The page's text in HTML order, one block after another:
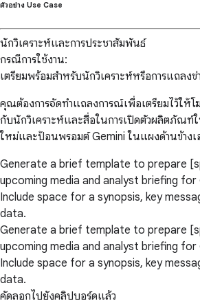
ตัวอย่าง Use Case
นักวิเคราะห์และการประชาสัมพันธ์
กรณีการใช้งาน:
เตรียมพร้อมสำหรับนักวิเคราะห์หรือการแถลงข่
คุณต้องการจัดทำแถลงการณ์เพื่อเตรียมไว้ให้โ
กับนักวิเคราะห์และสื่อในการเปิดตัวผลิตภัณฑ์
ใหม่และป้อนพรอมต์ Gemini ในแผงด้านข้าง
Generate a brief template to prepare
upcoming media and analyst briefing
Include space for a synopsis, key
data.
Generate a brief template to prepare
upcoming media and analyst briefing
Include space for a synopsis, key
data.
คัดลอกไปยังคลิปบอร์ดแล้ว